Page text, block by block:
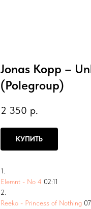
Jonas Kopp –
(Polegroup)
2 350 р.
КУПИТЬ
1.
Elemnt - No 4 02:11
2.
Reeko - Princess of Nothing